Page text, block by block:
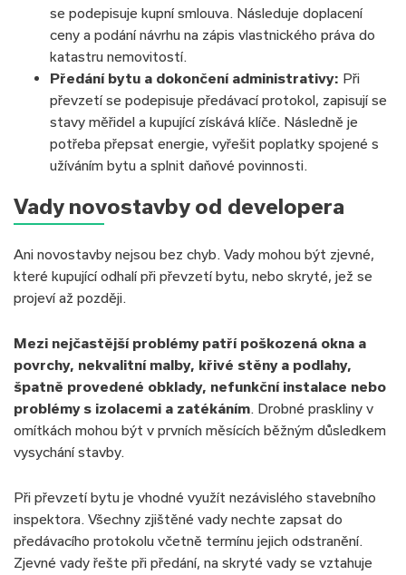
se podepisuje kupní smlouva. Následuje doplacení
ceny a podání návrhu na zápis vlastnického práva do
katastru nemovitostí.
Předání bytu a dokončení administrativy: Při
převzetí se podepisuje předávací protokol, zapisují se
stavy měřidel a kupující získává klíče. Následně je
potřeba přepsat energie, vyřešit poplatky spojené s
užíváním bytu a splnit daňové povinnosti.
Vady novostavby od developera
Ani novostavby nejsou bez chyb. Vady mohou být zjevné,
které kupující odhalí při převzetí bytu, nebo skryté, jež se
projeví až později.
Mezi nejčastější problémy patří poškozená okna a
povrchy, nekvalitní malby, křivé stěny a podlahy,
špatně provedené obklady, nefunkční instalace nebo
problémy s izolacemi a zatékáním. Drobné praskliny v
omítkách mohou být v prvních měsících běžným důsledkem
vysychání stavby.
Při převzetí bytu je vhodné využít nezávislého stavebního
inspektora. Všechny zjištěné vady nechte zapsat do
předávacího protokolu včetně termínu jejich odstranění.
Zjevné vady řešte při předání, na skryté vady se vztahuje